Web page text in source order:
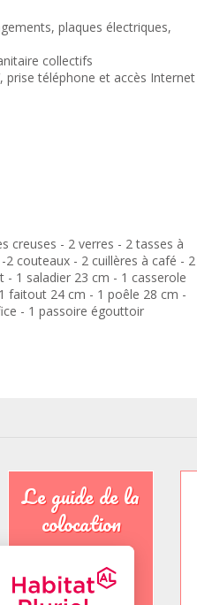
plaques électriques,
collectifs
prise téléphone et accès Internet
creuses - 2 verres - 2 tasses à
couteaux - 2 cuillères à café - 2
- 1 saladier 23 cm - 1 casserole
faitout 24 cm - 1 poêle 28 cm -
- 1 passoire égouttoir
Le guide de la
colocation